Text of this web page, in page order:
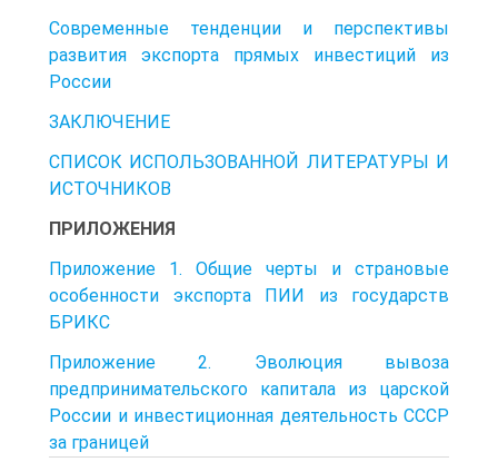
Современные тенденции и перспективы
развития экспорта прямых инвестиций из
России
ЗАКЛЮЧЕНИЕ
СПИСОК ИСПОЛЬЗОВАННОЙ ЛИТЕРАТУРЫ И
ИСТОЧНИКОВ
ПРИЛОЖЕНИЯ
Приложение 1. Общие черты и страновые
особенности экспорта ПИИ из государств
БРИКС
Приложение 2. Эволюция вывоза
предпринимательского капитала из царской
России и инвестиционная деятельность СССР
за границей